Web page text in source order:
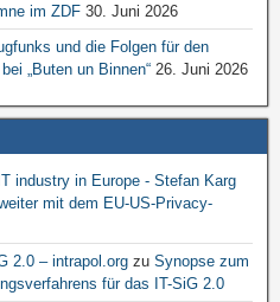
im ZDF 30. Juni 2026
und die Folgen für den
„Buten un Binnen“ 26. Juni 2026
industry in Europe - Stefan Karg
mit dem EU-US-Privacy-
2.0 – intrapol.org zu Synopse zum
für das IT-SiG 2.0